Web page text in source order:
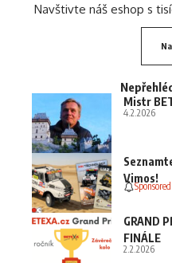
Navštivte náš eshop s
Mistr
4.2.2026
Vimos!
GRAND
FINÁLE
2.2.2026